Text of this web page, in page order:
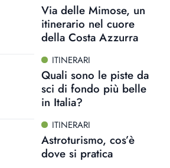
Via delle Mimose, un
itinerario nel cuore
della Costa Azzurra
ITINERARI
Quali sono le piste da
sci di fondo più belle
in Italia?
ITINERARI
Astroturismo, cos’è
dove si pratica